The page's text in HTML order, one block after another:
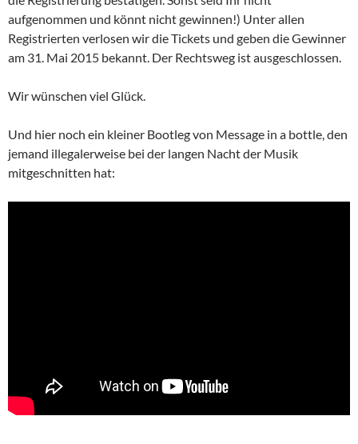
aufgenommen und könnt nicht gewinnen!) Unter allen
Registrierten verlosen wir die Tickets und geben die Gewinner
am 31. Mai 2015 bekannt. Der Rechtsweg ist ausgeschlossen.
Wir wünschen viel Glück.
Und hier noch ein kleiner Bootleg von Message in a bottle, den
jemand illegalerweise bei der langen Nacht der Musik
mitgeschnitten hat: